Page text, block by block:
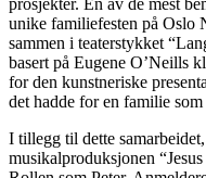
prosjekter. En av de mest
unike familiefesten på Oslo
sammen i teaterstykket
basert på Eugene O’Neills
for den kunstneriske
det hadde for en familie
I tillegg til dette
musikalproduksjonen